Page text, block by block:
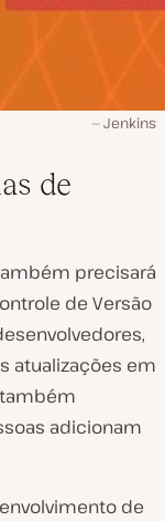
Jenkins
de
precisará
de Versão
atualizações em
adicionam
de